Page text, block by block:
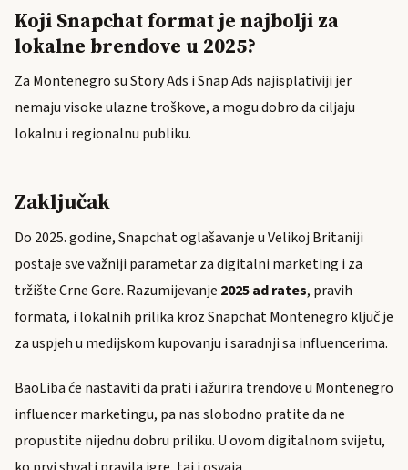
Koji Snapchat format je najbolji za
lokalne brendove u 2025?
Za Montenegro su Story Ads i Snap Ads najisplativiji jer
nemaju visoke ulazne troškove, a mogu dobro da ciljaju
lokalnu i regionalnu publiku.
Zaključak
Do 2025. godine, Snapchat oglašavanje u Velikoj Britaniji
postaje sve važniji parametar za digitalni marketing i za
tržište Crne Gore. Razumijevanje 2025 ad rates, pravih
formata, i lokalnih prilika kroz Snapchat Montenegro ključ je
za uspjeh u medijskom kupovanju i saradnji sa influencerima.
BaoLiba će nastaviti da prati i ažurira trendove u Montenegro
influencer marketingu, pa nas slobodno pratite da ne
propustite nijednu dobru priliku. U ovom digitalnom svijetu,